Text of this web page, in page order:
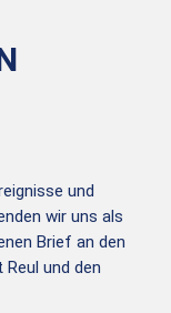
und
wir uns als
Brief an den
Reul und den